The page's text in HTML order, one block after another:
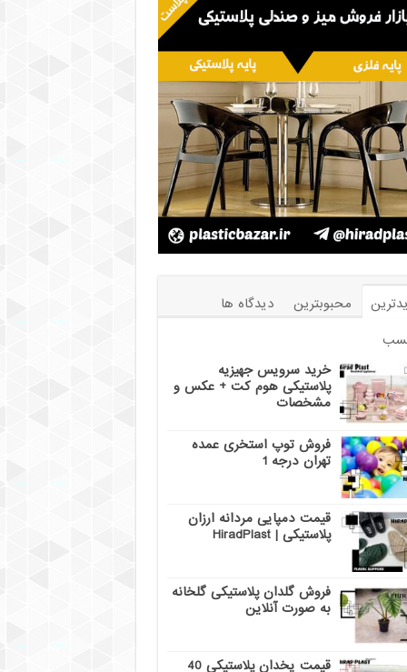
محبوبترین
دیدگاه ها
خرید سرویس جهیزیه
پلاستیکی هوم کت + عکس و
مشخصات
فروش توپ استخری عمده
تهران درجه 1
قیمت دمپایی مردانه ارزان
پلاستیکی | HiradPlast
فروش گلدان پلاستیکی گلخانه
به صورت آنلاین
قیمت یخدان پلاستیکی 40